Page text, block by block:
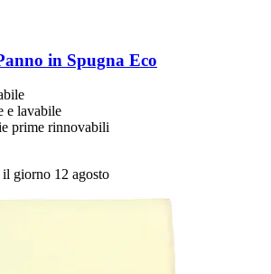
in Spugna Eco
e lavabile
prime rinnovabili
giorno 12 agosto